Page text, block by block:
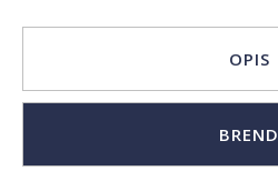
OPIS
BREND